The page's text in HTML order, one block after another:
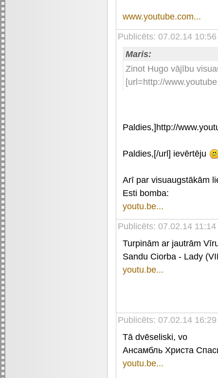
www.youtube.com...
Publicēts: 07.02.14 10:56
Maris:
Zinot Hugo vājību
[url=http://
Paldies,]http://
Paldies,[/url] ievērtēju
Arī par visuaugstākām
Esti bomba:
youtu.be...
Publicēts: 07.02.14 11:14
Turpinām ar jautrām
Sandu Ciorba - Lady
youtu.be...
Publicēts: 07.02.14 16:29
Tā dvēseliski, vo
Ансамбль Христа
youtu.be...